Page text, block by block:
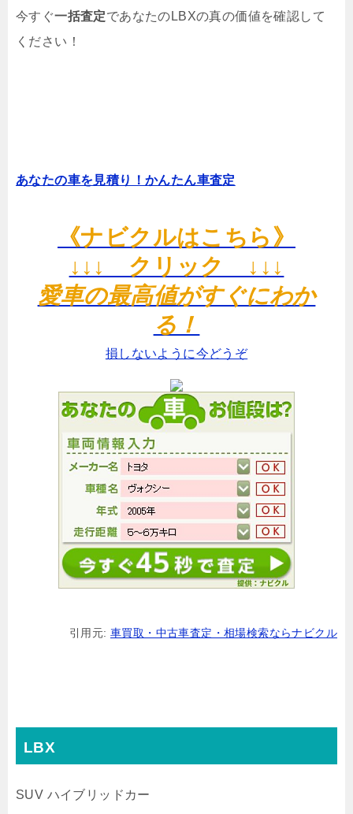
今すぐ一括査定であなたのLBXの真の価値を確認して
ください！
あなたの車を見積り！かんたん車査定
《ナビクルはこちら》
↓↓↓ クリック ↓↓↓
愛車の最高値がすぐにわか
る！
損しないように今どうぞ
引用元: 車買取・中古車査定・相場検索ならナビクル
LBX
SUV ハイブリッドカー